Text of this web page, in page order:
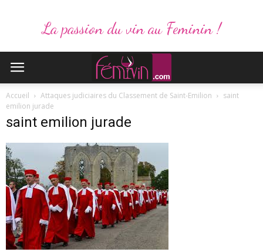
La passion du vin au Feminin !
Accueil Attaques judiciaires du Classement de Saint-Emilion
saint
emilion jurade
saint emilion jurade